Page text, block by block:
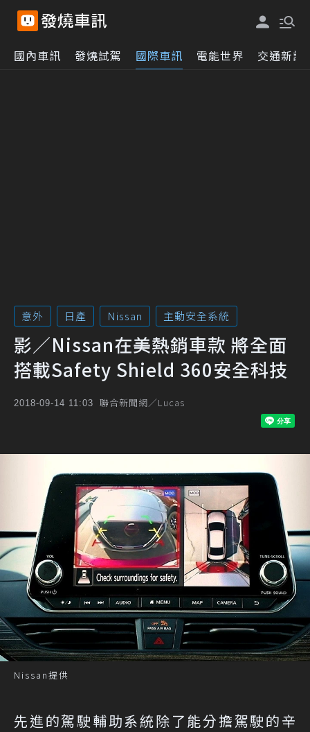
國內車訊 發燒試駕 國際車訊 電能世界 交通新訊
意外 日產 Nissan 主動安全系統
影／Nissan在美熱銷車款 將全面
搭載Safety Shield 360安全科技
2018-09-14 11:03 聯合新聞網／Lucas
Nissan提供
先進的駕駛輔助系統除了能分擔駕駛的辛